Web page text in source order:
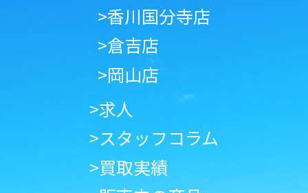
>香川国分寺店
>倉吉店
>岡山店
>求人
>スタッフコラム
>買取実績